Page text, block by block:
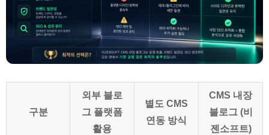
구분
외부 블로
그 플랫폼
활용
별도 CMS
연동 방식
CMS 내장
블로그 (비
젠소프트)